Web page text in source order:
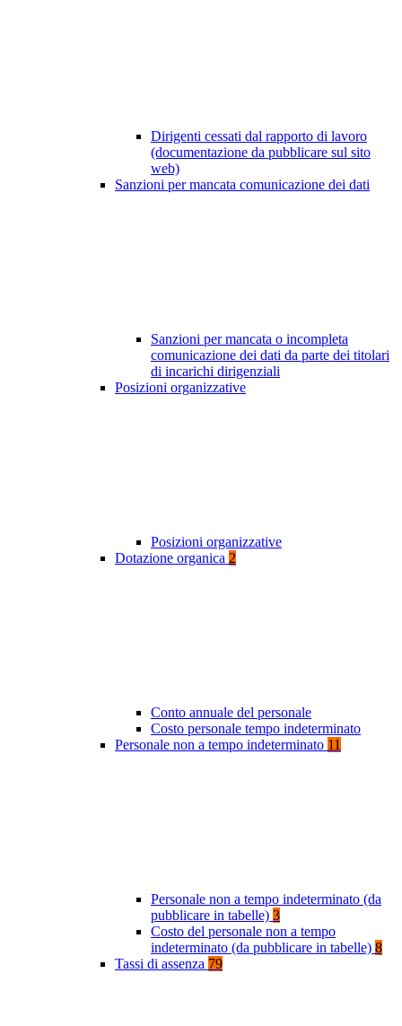
Dirigenti cessati dal rapporto di lavoro
(documentazione da pubblicare sul sito
web)
Sanzioni per mancata comunicazione dei dati
Sanzioni per mancata o incompleta
comunicazione dei dati da parte dei titolari
di incarichi dirigenziali
Posizioni organizzative
Posizioni organizzative
Dotazione organica 2
Conto annuale del personale
Costo personale tempo indeterminato
Personale non a tempo indeterminato 11
Personale non a tempo indeterminato (da
pubblicare in tabelle) 3
Costo del personale non a tempo
indeterminato (da pubblicare in tabelle) 8
Tassi di assenza 79